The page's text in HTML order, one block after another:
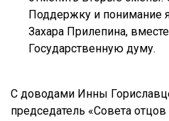
Поддержку и понимание
Захара Прилепина,
Государственную думу.
С доводами Инны
председатель «Совета отцов